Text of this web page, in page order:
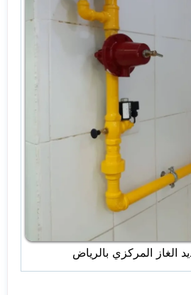
الغاز المركزي بالرياض